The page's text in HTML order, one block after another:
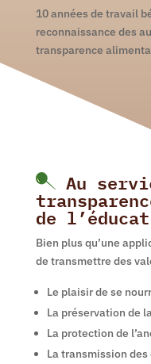
10 années de travail
reconnaissance des
transparence
Au
de
Bien plus qu’une
de transmettre des
Le plaisir de se
La préservation de
La protection de
La transmission